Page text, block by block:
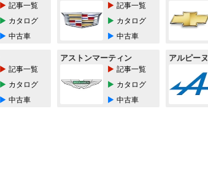
記事一覧
カタログ
中古車
記事一覧
カタログ
中古車
記事一覧
カタログ
中古車
アストンマーティン
記事一覧
カタログ
中古車
アルピーヌ